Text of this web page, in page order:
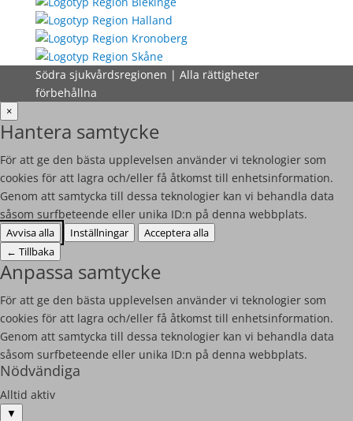
Södra sjukvårdsregionen | Alla rättigheter
förbehållna
×
Hantera samtycke
För att ge den bästa upplevelsen använder vi teknologier som
cookies för att lagra och/eller få åtkomst till enhetsinformation.
Genom att samtycka till dessa teknologier kan vi behandla data
såsom surfbeteende eller unika ID:n på denna webbplats.
Avvisa alla Inställningar
Acceptera alla
← Tillbaka
Anpassa samtycke
För att ge den bästa upplevelsen använder vi teknologier som
cookies för att lagra och/eller få åtkomst till enhetsinformation.
Genom att samtycka till dessa teknologier kan vi behandla data
såsom surfbeteende eller unika ID:n på denna webbplats.
Nödvändiga
Alltid aktiv
▼